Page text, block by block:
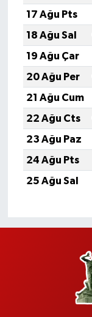
17 Ağu Pts
18 Ağu Sal
19 Ağu Çar
20 Ağu Per
21 Ağu Cum
22 Ağu Cts
23 Ağu Paz
24 Ağu Pts
25 Ağu Sal